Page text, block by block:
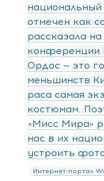
отмечен как
рассказала
конференции
Ордос — это
меньшинств
раса самая
костюмам.
«Мисс Мира»
нас в их
устроить
Интернет-портал